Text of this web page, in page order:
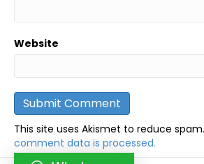
Website
This site uses Akismet to reduce spam.
comment data is processed.